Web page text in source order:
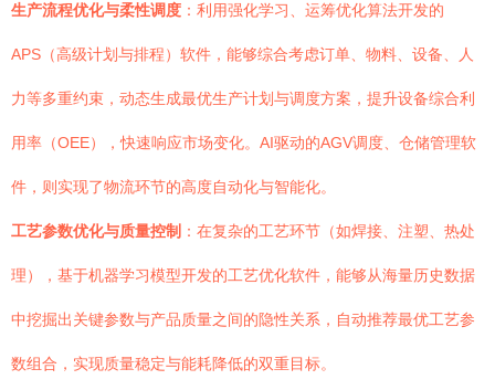
生产流程优化与柔性调度 ：利用强化学习、运筹优化算法开发的
APS（高级计划与排程）软件，能够综合考虑订单、物料、设备、人
力等多重约束，动态生成最优生产计划与调度方案，提升设备综合利
用率（OEE），快速响应市场变化。AI驱动的AGV调度、仓储管理软
件，则实现了物流环节的高度自动化与智能化。
工艺参数优化与质量控制 ：在复杂的工艺环节（如焊接、注塑、热处
理），基于机器学习模型开发的工艺优化软件，能够从海量历史数据
中挖掘出关键参数与产品质量之间的隐性关系，自动推荐最优工艺参
数组合，实现质量稳定与能耗降低的双重目标。